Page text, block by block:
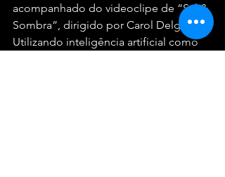
acompanhado do videoclipe de “Sal &
Sombra”, dirigido por Carol Delgado.
Utilizando inteligência artificial como